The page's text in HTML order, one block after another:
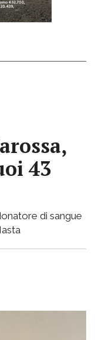
43
di sangue